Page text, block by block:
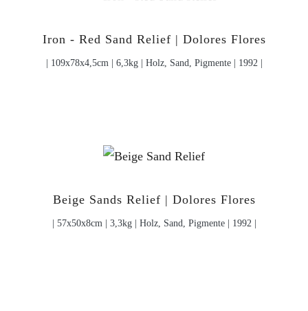
Iron - Red Sand Relief | Dolores Flores
| 109x78x4,5cm | 6,3kg | Holz, Sand, Pigmente | 1992 |
Beige Sands Relief | Dolores Flores
| 57x50x8cm | 3,3kg | Holz, Sand, Pigmente | 1992 |